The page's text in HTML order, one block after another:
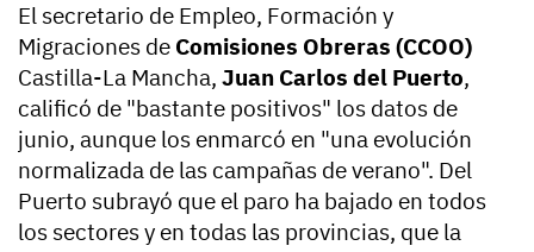
El secretario de Empleo, Formación y
Migraciones de Comisiones Obreras (CCOO)
Castilla-La Mancha, Juan Carlos del Puerto,
calificó de "bastante positivos" los datos de
junio, aunque los enmarcó en "una evolución
normalizada de las campañas de verano". Del
Puerto subrayó que el paro ha bajado en todos
los sectores y en todas las provincias, que la